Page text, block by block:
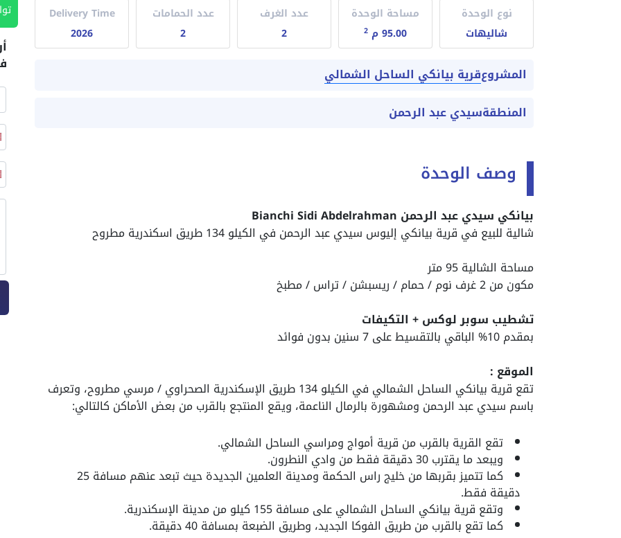
نوع الوحدة
شاليهات
مساحة الوحدة
95.00 م
2
عدد الغرف
2
عدد الحمامات
2
Delivery Time
2026
المشروعقرية بيانكي الساحل الشمالي
المنطقةسيدي عبد الرحمن
وصف الوحدة
بيانكي سيدي عبد الرحمن Bianchi Sidi Abdelrahman
شالية للبيع في قرية بيانكي إليوس سيدي عبد الرحمن في الكيلو 134 طريق اسكندرية مطروح
مساحة الشالية 95 متر
مكون من 2 غرف نوم / حمام / ريسبشن / تراس / مطبخ
تشطيب سوبر لوكس + التكيفات
بمقدم 10% الباقي بالتقسيط على 7 سنين بدون فوائد
الموقع :
تقع قرية بيانكي الساحل الشمالي في الكيلو 134 طريق الإسكندرية الصحراوي / مرسي مطروح، وتعرف
باسم سيدي عبد الرحمن ومشهورة بالرمال الناعمة، ويقع المنتجع بالقرب من بعض الأماكن كالتالي:
تقع القرية بالقرب من قرية أمواج ومراسي الساحل الشمالي.
ويبعد ما يقترب 30 دقيقة فقط من وادي النطرون.
كما تتميز بقربها من خليج راس الحكمة ومدينة العلمين الجديدة حيث تبعد عنهم مسافة 25
دقيقة فقط.
وتقع قرية بيانكي الساحل الشمالي على مسافة 155 كيلو من مدينة الإسكندرية.
كما تقع بالقرب من طريق الفوكا الجديد، وطريق الضبعة بمسافة 40 دقيقة.